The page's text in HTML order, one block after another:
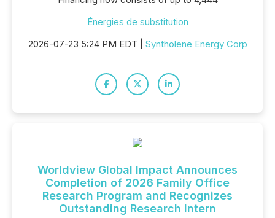
Énergies de substitution
2026-07-23 5:24 PM EDT | Syntholene Energy Corp
Worldview Global Impact Announces
Completion of 2026 Family Office
Research Program and Recognizes
Outstanding Research Intern